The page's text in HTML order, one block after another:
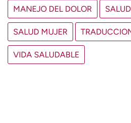
MANEJO DEL DOLOR
SALUD MUJER
VIDA SALUDABLE